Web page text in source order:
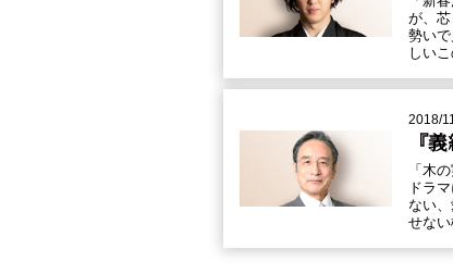
が、
勢い
しい
2018/
『
「木
ドラ
ない
せない